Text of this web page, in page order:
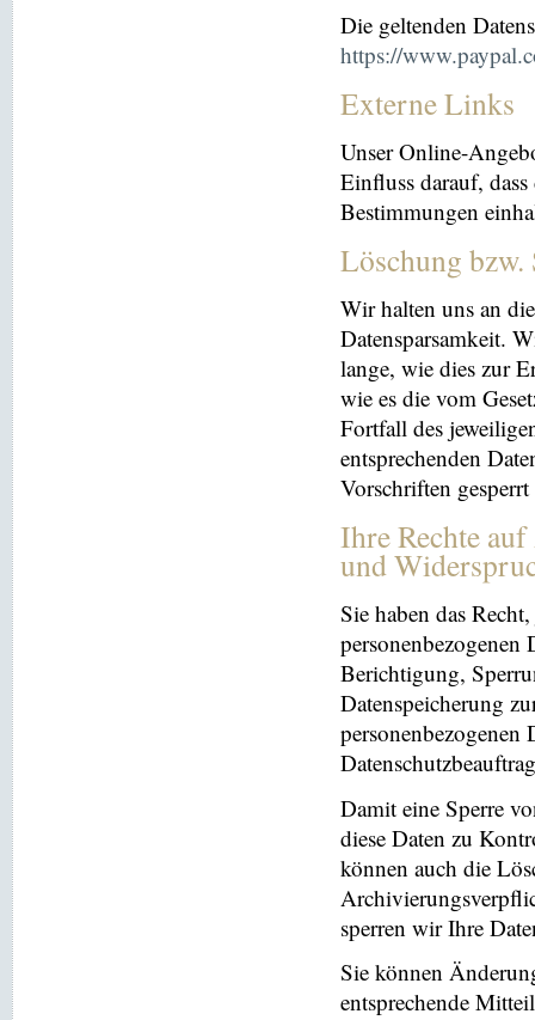
Die geltenden
https://
Externe Links
Unser Online-
Einfluss darauf,
Bestimmungen
Löschung
Wir halten uns an
Datensparsamkeit.
lange, wie dies zur
wie es die vom
Fortfall des
entsprechenden
Vorschriften
Ihre Rechte
und
Sie haben das
personenbezogenen
Berichtigung,
Datenspeicherung
personenbezogenen
Damit eine Sperre
diese Daten zu
können auch die
sperren wir Ihre
Sie können
entsprechende